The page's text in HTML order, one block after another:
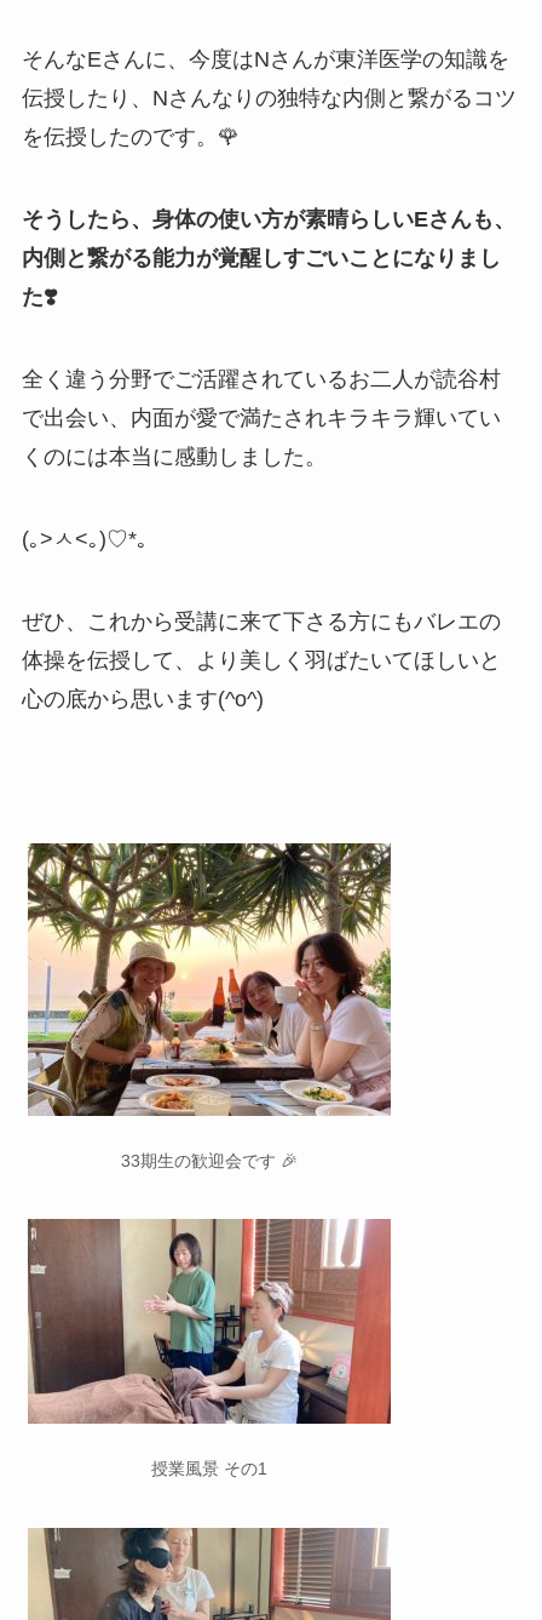
そんなEさんに、今度はNさんが東洋医学の知識を
伝授したり、Nさんなりの独特な内側と繋がるコツ
を伝授したのです。🌹
そうしたら、身体の使い方が素晴らしいEさんも、
内側と繋がる能力が覚醒しすごいことになりまし
た❣️
全く違う分野でご活躍されているお二人が読谷村
で出会い、内面が愛で満たされキラキラ輝いてい
くのには本当に感動しました。
(｡ >ㅅ <｡)♡*｡
ぜひ、これから受講に来て下さる方にもバレエの
体操を伝授して、より美しく羽ばたいてほしいと
心の底から思います(^o^)
33期生の歓迎会です 🎉
授業風景 その1